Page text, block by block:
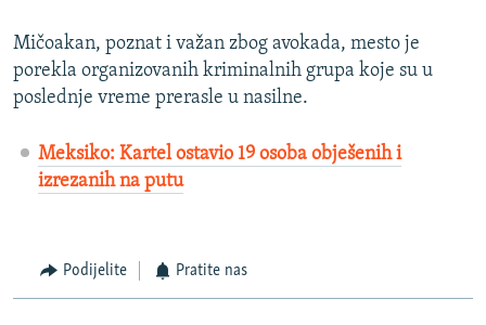
Mičoakan, poznat i važan zbog avokada, mesto je
porekla organizovanih kriminalnih grupa koje su u
poslednje vreme prerasle u nasilne.
Meksiko: Kartel ostavio 19 osoba obješenih i
izrezanih na putu
Podijelite Pratite nas